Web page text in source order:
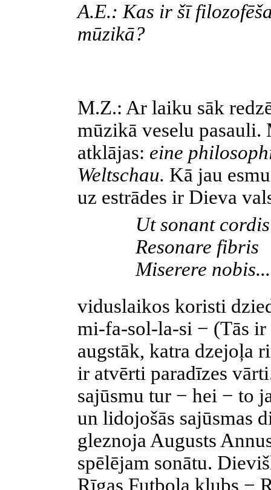
A.E.: Kas ir šī
mūzikā?
M.Z.: Ar laiku sāk
mūzikā veselu pasauli.
atklājas: eine
Weltschau. Kā jau
uz estrādes ir Dieva
Ut sonant cordis
Resonare fibris
Miserere nobis...
viduslaikos koristi
mi-fa-sol-la-si − (Tās
augstāk, katra dzejoļa
ir atvērti paradīzes
sajūsmu tur − hei − to
un lidojošās sajūsmas
gleznoja Augusts
spēlējam sonātu.
Rīgas Futbola klubs −